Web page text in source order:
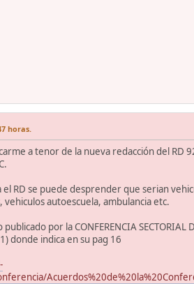
horas.
a tenor de la nueva redacción del
RD se puede desprender que serian
autoescuela, ambulancia etc.
por la CONFERENCIA SECTORIAL
donde indica en su pag 16